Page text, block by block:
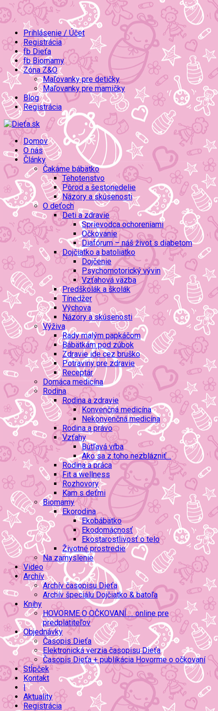
Prihlásenie / Účet
Registrácia
fb Dieťa
fb Biomamy
Zóna Z&O
Maľovanky pre detičky
Maľovanky pre mamičky
Blog
Registrácia
Domov
O nás
Články
Čakáme bábätko
Tehotenstvo
Pôrod a šestonedelie
Názory a skúsenosti
O deťoch
Deti a zdravie
Sprievodca ochoreniami
Očkovanie
Diafórum – náš život s diabetom
Dojčiatko a batoliatko
Dojčenie
Psychomotorický vývin
Vzťahová väzba
Predškolák a školák
Tínedžer
Výchova
Názory a skúsenosti
Výživa
Rady malým papkáčom
Bábätkám pod zúbok
Zdravie ide cez bruško
Potraviny pre zdravie
Receptár
Domáca medicína
Rodina
Rodina a zdravie
Konvenčná medicína
Nekonvenčná medicína
Rodina a právo
Vzťahy
Bútľavá vŕba
Ako sa z toho nezblázniť…
Rodina a práca
Fit a wellness
Rozhovory
Kam s deťmi
Biomamy
Ekorodina
Ekobábätko
Ekodomácnosť
Ekostarostlivosť o telo
Životné prostredie
Na zamyslenie
Video
Archív
Archív časopisu Dieťa
Archív špeciálu Dojčiatko & batoľa
Knihy
HOVORME O OČKOVANÍ … online pre
predplatiteľov
Objednávky
Časopis Dieťa
Elektronická verzia časopisu Dieťa
Časopis Dieťa + publikácia Hovorme o očkovaní
Stĺpček
Kontakt
|
Aktuality
Registrácia